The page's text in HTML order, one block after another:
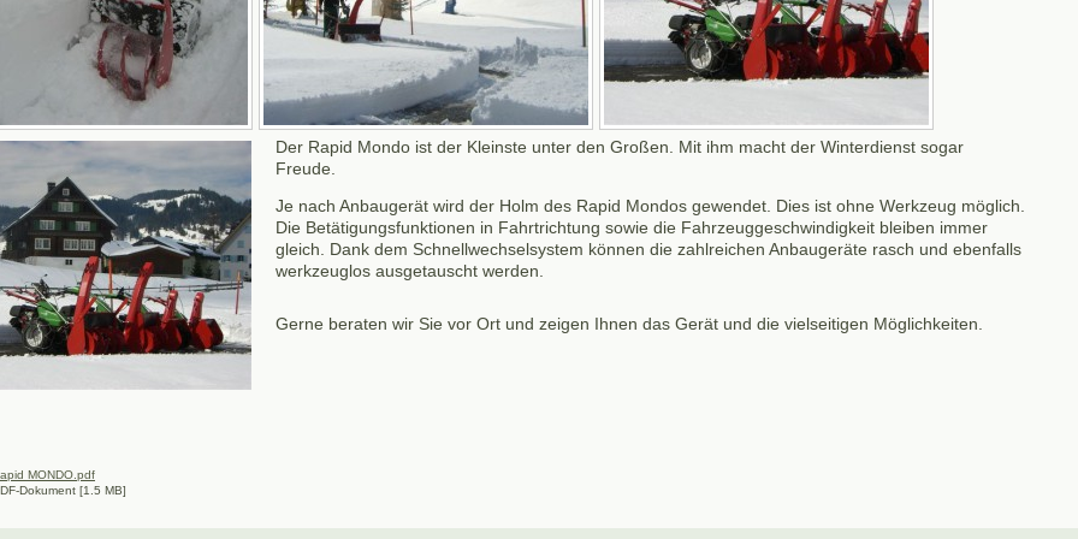
Der Rapid Mondo ist der Kleinste unter den Großen. Mit ihm macht der Winterdienst sogar
Freude.
Je nach Anbaugerät wird der Holm des Rapid Mondos gewendet. Dies ist ohne Werkzeug möglich.
Die Betätigungsfunktionen in Fahrtrichtung sowie die Fahrzeuggeschwindigkeit bleiben immer
gleich. Dank dem Schnellwechselsystem können die zahlreichen Anbaugeräte rasch und ebenfalls
werkzeuglos ausgetauscht werden.
Gerne beraten wir Sie vor Ort und zeigen Ihnen das Gerät und die vielseitigen Möglichkeiten.
MONDO.pdf
Dokument [1.5 MB]